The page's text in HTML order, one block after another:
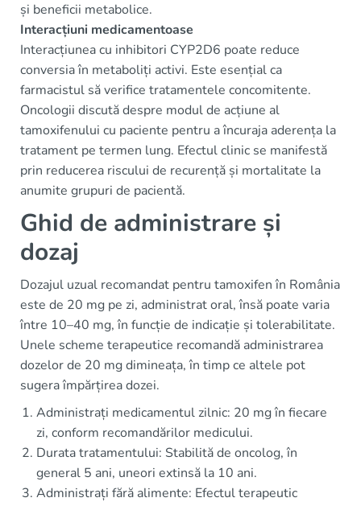
și beneficii metabolice.
Interacțiuni medicamentoase
Interacțiunea cu inhibitori CYP2D6 poate reduce
conversia în metaboliți activi. Este esențial ca
farmacistul să verifice tratamentele concomitente.
Oncologii discută despre modul de acțiune al
tamoxifenului cu paciente pentru a încuraja aderența la
tratament pe termen lung. Efectul clinic se manifestă
prin reducerea riscului de recurență și mortalitate la
anumite grupuri de pacientă.
Ghid de administrare și
dozaj
Dozajul uzual recomandat pentru tamoxifen în România
este de 20 mg pe zi, administrat oral, însă poate varia
între 10–40 mg, în funcție de indicație și tolerabilitate.
Unele scheme terapeutice recomandă administrarea
dozelor de 20 mg dimineața, în timp ce altele pot
sugera împărțirea dozei.
Administrați medicamentul zilnic: 20 mg în fiecare
zi, conform recomandărilor medicului.
Durata tratamentului: Stabilită de oncolog, în
general 5 ani, uneori extinsă la 10 ani.
Administrați fără alimente: Efectul terapeutic